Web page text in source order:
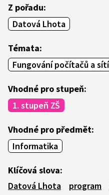
Z pořadu:
Datová Lhota
Témata:
Fungování počítačů a sítí
Vhodné pro stupeň:
1. stupeň ZŠ
Vhodné pro předmět:
Informatika
Klíčová slova:
Datová Lhota
program